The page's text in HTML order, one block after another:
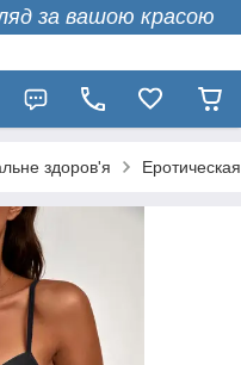
за вашою красою
здоров'я